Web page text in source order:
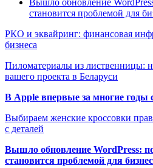
Вышло обновление
становится проблемой для
РКО и эквайринг: финансовая
бизнеса
Пиломатериалы из лиственницы:
вашего проекта в Беларуси
В Apple впервые за многие годы
Выбираем женские кроссовки
с деталей
Вышло обновление WordPress:
становится проблемой для